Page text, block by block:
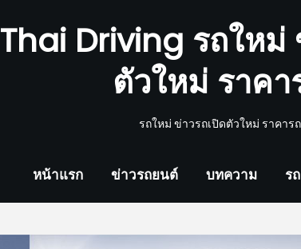
Thai Driving รถใหม่
ตัวใหม่ ราคา
รถใหม่ ข่าวรถเปิดตัวใหม่ ราคารถ
หน้าแรก ข่าวรถยนต์ บทความ ร